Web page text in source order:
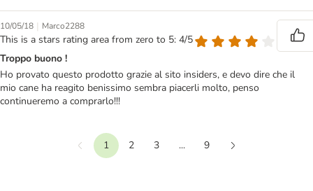
10/05/18 | Marco2288
This is a stars rating area from zero to 5: 4/5
Troppo buono !
Ho provato questo prodotto grazie al sito insiders, e devo dire che il
mio cane ha reagito benissimo sembra piacerli molto, penso
continueremo a comprarlo!!!
Precedente
1 2 3 ...
9